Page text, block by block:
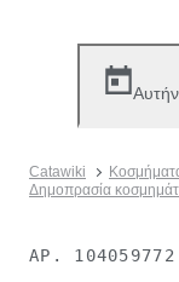
Catawiki
Δημοπρασία
ΑΡ. 104059772